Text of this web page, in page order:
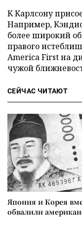
К Карлсону
Например,
более широкий
правого
America First на
чужой
СЕЙЧАС ЧИТАЮТ
Япония и Корея
обвалили